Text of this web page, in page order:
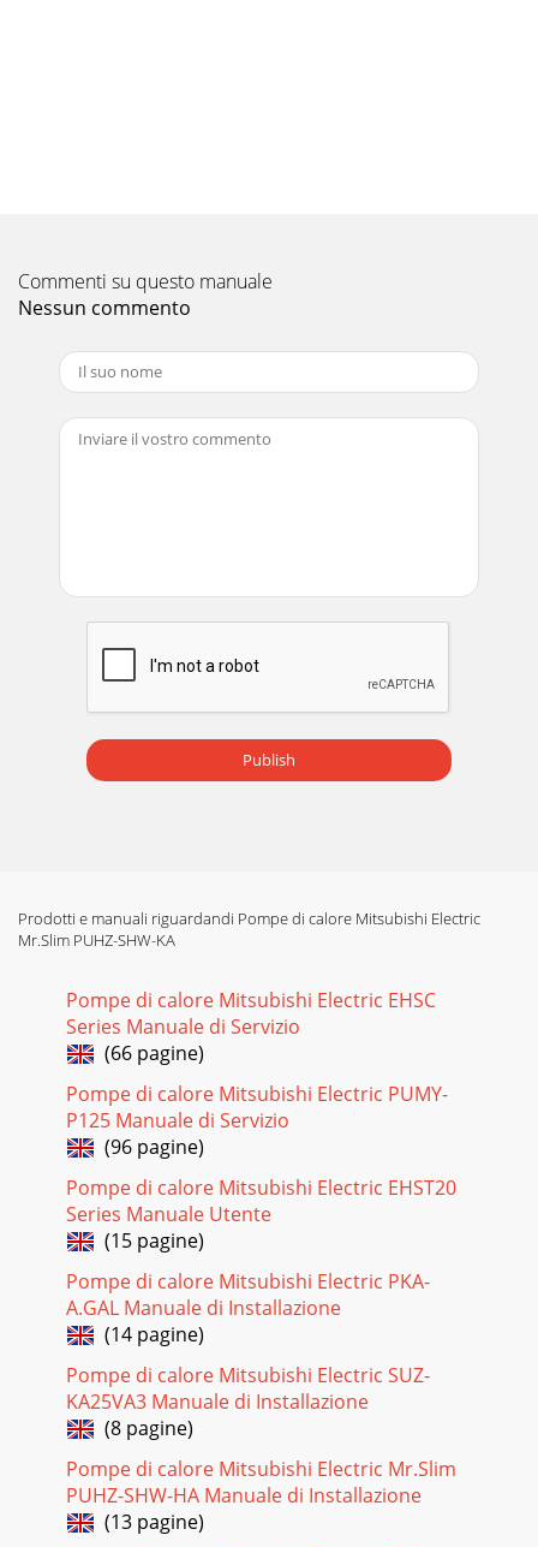
outdoor unit on a rooftop or o
5Fig. 3-13. Installing the outdoor unit• Be sure to install the
unit in a sturdy, level surface to prevent rattling noises
Pagina 13 - 9. Special Functions
74. Installing the refrigerant pipingAA Stop valve <Liquid
side>B Stop valve <Gas side>C Service portD Open/Close
sectionE Local pipe
(RP170·RP200)Note : Be sure to use hard (tempered) one for
pipe over :22.2.75m[30m]<Marks
Commenti su questo manuale
Nessun commento
Publish
Prodotti e manuali riguardandi Pompe di calore Mitsubishi Electric
Mr.Slim PUHZ-SHW-KA
Pompe di calore Mitsubishi Electric EHSC
Series Manuale di Servizio
(66 pagine)
Pompe di calore Mitsubishi Electric PUMY-
P125 Manuale di Servizio
(96 pagine)
Pompe di calore Mitsubishi Electric EHST20
Series Manuale Utente
(15 pagine)
Pompe di calore Mitsubishi Electric PKA-
A.GAL Manuale di Installazione
(14 pagine)
Pompe di calore Mitsubishi Electric SUZ-
KA25VA3 Manuale di Installazione
(8 pagine)
Pompe di calore Mitsubishi Electric Mr.Slim
PUHZ-SHW-HA Manuale di Installazione
(13 pagine)